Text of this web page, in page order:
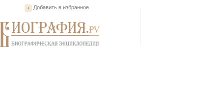
Добавить в избранное